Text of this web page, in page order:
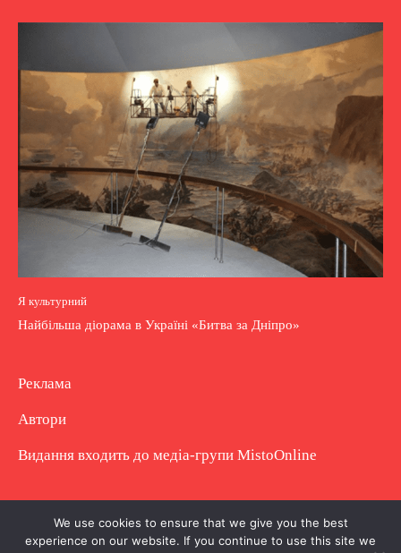
Я культурний
Найбільша діорама в Україні «Битва за Дніпро»
Реклама
Автори
Видання входить до медіа-групи MistoOnline
Copyright © Повне використання матеріалу
заборонено. Частково можна з гіперпосиланням.
We use cookies to ensure that we give you the best
experience on our website. If you continue to use this site we